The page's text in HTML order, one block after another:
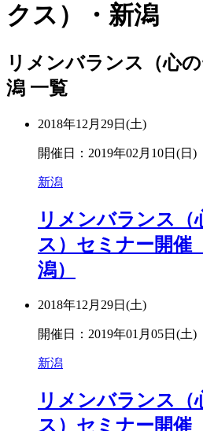
クス）・新潟
リメンバランス（心
潟 一覧
2018年12月29日(土)
開催日：2019年02月10日(日)
新潟
リメンバランス（
ス）セミナー開催
潟）
2018年12月29日(土)
開催日：2019年01月05日(土)
新潟
リメンバランス（
ス）セミナー開催